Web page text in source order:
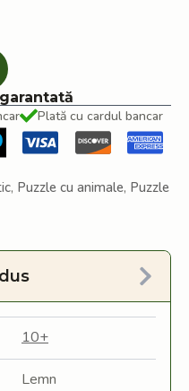
Plată cu cardul bancar
, Puzzle cu animale, Puzzle
10+
Lemn